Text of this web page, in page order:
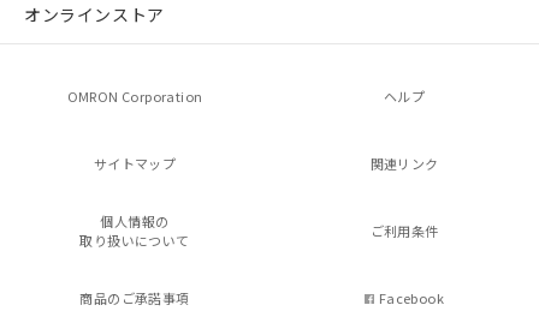
オンラインストア
OMRON Corporation ヘルプ
サイトマップ 関連リンク
個人情報の
取り扱いについて
ご利用条件
商品のご承諾事項 Facebook